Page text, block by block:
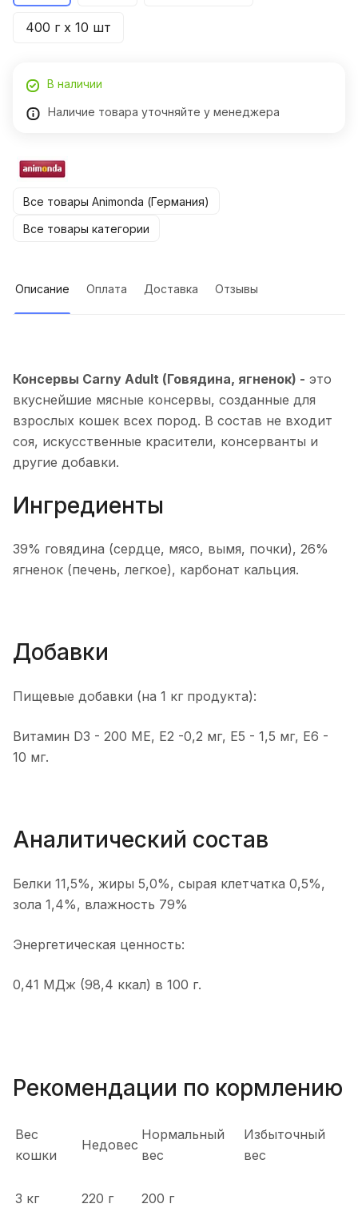
400 г х 10 шт
В наличии
Наличие товара уточняйте у менеджера
Все товары Animonda (Германия)
Все товары категории
Описание Оплата Доставка Отзывы
Консервы Carny Adult (Говядина, ягненок) - это
вкуснейшие мясные консервы, созданные для
взрослых кошек всех пород. В состав не входит
соя, искусственные красители, консерванты и
другие добавки.
Ингредиенты
39% говядина (сердце, мясо, вымя, почки), 26%
ягненок (печень, легкое), карбонат кальция.
Добавки
Пищевые добавки (на 1 кг продукта):
Витамин D3 - 200 МЕ, Е2 -0,2 мг, Е5 - 1,5 мг, Е6 -
10 мг.
Аналитический состав
Белки 11,5%, жиры 5,0%, сырая клетчатка 0,5%,
зола 1,4%, влажность 79%
Энергетическая ценность:
0,41 МДж (98,4 ккал) в 100 г.
Рекомендации по кормлению
Вес
кошки
Недовес
Нормальный
вес
Избыточный
вес
3 кг 220 г 200 г